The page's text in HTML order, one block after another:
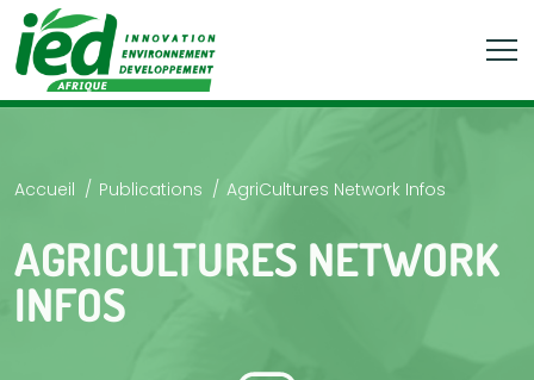
Accueil Publications AgriCultures Network Infos
AGRICULTURES NETWORK
INFOS